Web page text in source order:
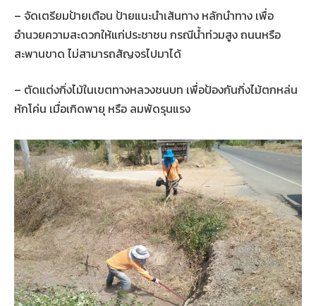
– จัดเตรียมป้ายเตือน ป้ายแนะนำเส้นทาง หลักนำทาง เพื่อ
อำนวยความสะดวกให้แก่ประชาชน กรณีน้ำท่วมสูง ถนนหรือ
สะพานขาด ไม่สามารถสัญจรไปมาได้
– ตัดแต่งกิ่งไม้ในเขตทางหลวงชนบท เพื่อป้องกันกิ่งไม้ตกหล่น
หักโค่น เมื่อเกิดพายุ หรือ ลมพัดรุนแรง